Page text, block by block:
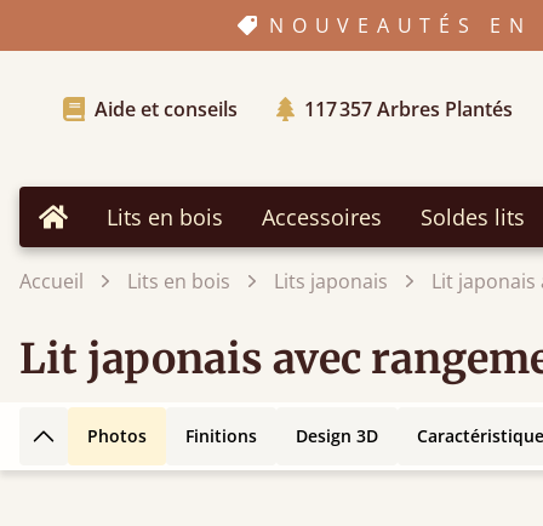
NOUVEAUTÉS
Aide et conseils 117 357Arbres Plantés
Accueil Lits en bois Accessoires Soldes lits
Accueil Lits en bois Lits japonais Lit japonais
Lit japonais avec
Retour en haut de la page
Photos Finitions Design 3D